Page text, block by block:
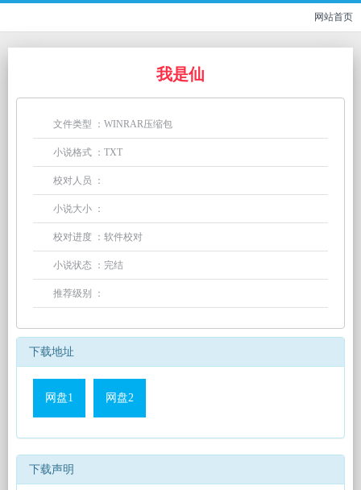
网站首页
我是仙
文件类型 ：WINRAR压缩包
小说格式 ：TXT
校对人员 ：
小说大小 ：
校对进度 ：软件校对
小说状态 ：完结
推荐级别 ：
下载地址
网盘1 网盘2
下载声明